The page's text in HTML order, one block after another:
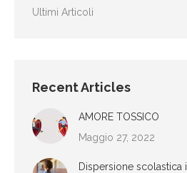
Ultimi Articoli
Recent Articles
AMORE TOSSICO
Maggio 27, 2022
Dispersione scolastica